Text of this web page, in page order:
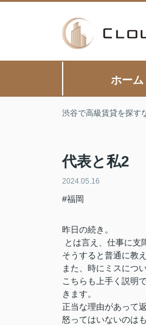
ホーム
渋谷で高級賃貸を探す
代表と私2
2024.05.16
#福岡
昨日の続き。
とは言え、仕事に支
そうすると普通に教
また、時にミスにつ
こちらも上手く説明
きます。
正当な理由があって
怒ってはいないのは